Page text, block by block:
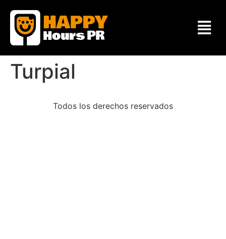
Turpial
Todos los derechos reservados